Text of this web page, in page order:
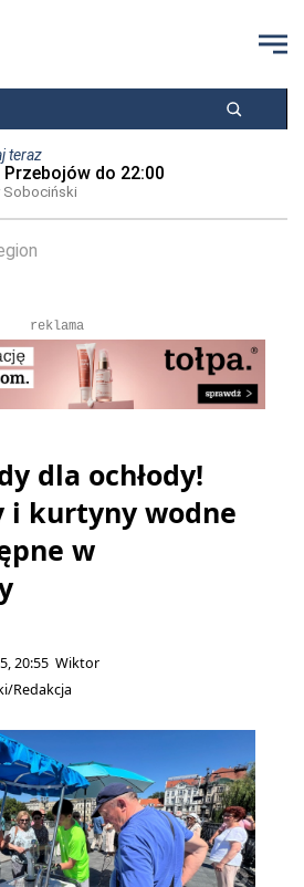
teraz
do 22:00
Sobociński
reklama
dla ochłody!
i kurtyny wodne
w
20:55 Wiktor
Redakcja